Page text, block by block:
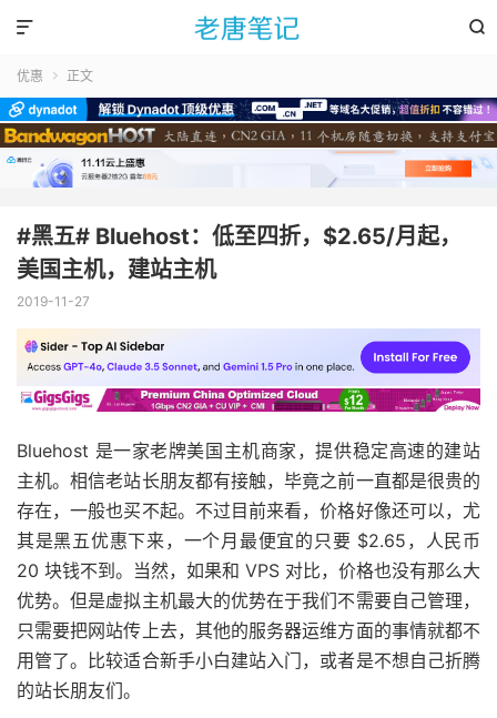


优惠  正文
#黑五# Bluehost：低至四折，$2.65/月起，
美国主机，建站主机
2019-11-27
Bluehost 是一家老牌美国主机商家，提供稳定高速的建站
主机。相信老站长朋友都有接触，毕竟之前一直都是很贵的
存在，一般也买不起。不过目前来看，价格好像还可以，尤
其是黑五优惠下来，一个月最便宜的只要 $2.65，人民币
20 块钱不到。当然，如果和 VPS 对比，价格也没有那么大
优势。但是虚拟主机最大的优势在于我们不需要自己管理，
只需要把网站传上去，其他的服务器运维方面的事情就都不
用管了。比较适合新手小白建站入门，或者是不想自己折腾
的站长朋友们。